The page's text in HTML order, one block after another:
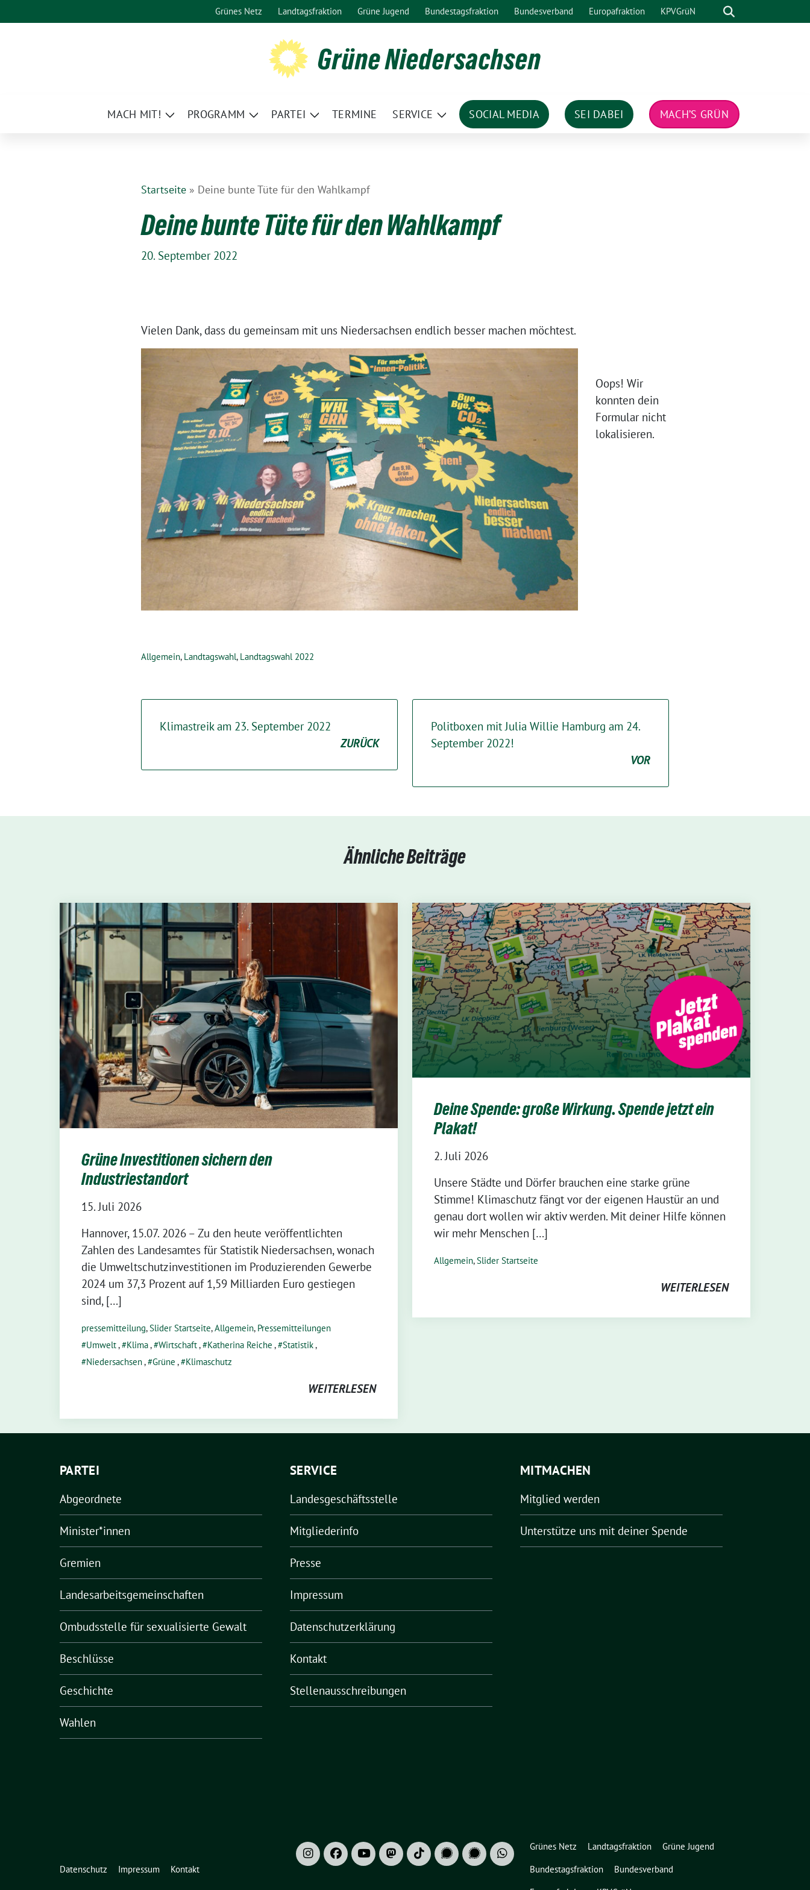
zum
Grünes Netz Landtagsfraktion Grüne Jugend Bundestagsfraktion Bundesverband Europafraktion KPVGrüN Suche
Grüne Niedersachsen
MACH MIT!
Zeige
PROGRAMM
Zeige
PARTEI
Zeige
TERMINE SERVICE
Zeige
SOCIAL MEDIA SEI DABEI MACH’S GRÜN
Startseite » Deine bunte Tüte für den Wahlkampf
Deine bunte Tüte für den Wahlkampf
20. September 2022
Vielen Dank, dass du gemeinsam mit uns Niedersachsen endlich besser machen möchtest.
Oops! Wir
konnten dein
Formular nicht
lokalisieren.
Allgemein, Landtagswahl, Landtagswahl 2022
Klimastreik am 23. September 2022
ZURÜCK
Politboxen mit Julia Willie Hamburg am 24.
September 2022!
VOR
Ähnliche Beiträge
Grüne Investitionen sichern den
Industriestandort
15. Juli 2026
Hannover, 15.07. 2026 – Zu den heute veröffentlichten
Zahlen des Landesamtes für Statistik Niedersachsen, wonach
die Umweltschutzinvestitionen im Produzierenden Gewerbe
2024 um 37,3 Prozent auf 1,59 Milliarden Euro gestiegen
sind, […]
pressemitteilung,Slider Startseite,Allgemein, Pressemitteilungen
Umwelt, Klima, Wirtschaft, Katherina Reiche , Statistik,
Niedersachsen, Grüne , Klimaschutz
WEITERLESEN
Deine Spende: große Wirkung. Spende jetzt ein
Plakat!
2. Juli 2026
Unsere Städte und Dörfer brauchen eine starke grüne
Stimme! Klimaschutz fängt vor der eigenen Haustür an und
genau dort wollen wir aktiv werden. Mit deiner Hilfe können
wir mehr Menschen […]
Allgemein,Slider Startseite
WEITERLESEN
PARTEI
Abgeordnete
Minister*innen
Gremien
Landesarbeitsgemeinschaften
Ombudsstelle für sexualisierte Gewalt
Beschlüsse
Geschichte
Wahlen
SERVICE
Landesgeschäftsstelle
Mitgliederinfo
Presse
Impressum
Datenschutzerklärung
Kontakt
Stellenausschreibungen
MITMACHEN
Mitglied werden
Unterstütze uns mit deiner Spende
Datenschutz Impressum Kontakt
Grünes Netz Landtagsfraktion
Grüne Jugend
Bundestagsfraktion
Bundesverband